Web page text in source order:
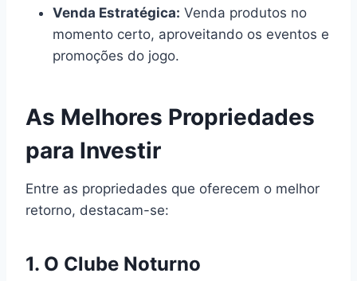
Venda Estratégica: Venda produtos no
momento certo, aproveitando os eventos e
promoções do jogo.
As Melhores Propriedades
para Investir
Entre as propriedades que oferecem o melhor
retorno, destacam-se:
1. O Clube Noturno